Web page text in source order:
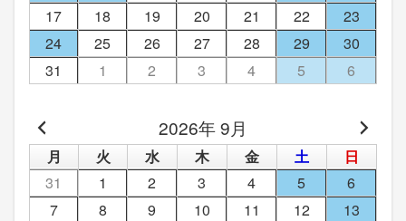
17
18 19 20 21 22
23
24
25 26 27 28 29
30
31
1 2 3 4 5 6
2026年 9月
月 火 水 木 金 土
日
31
1 2 3 4 5
6
7
8 9 10 11 12
13